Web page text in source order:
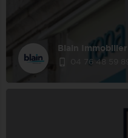
Blain Immobilier
04 76 48 59 89